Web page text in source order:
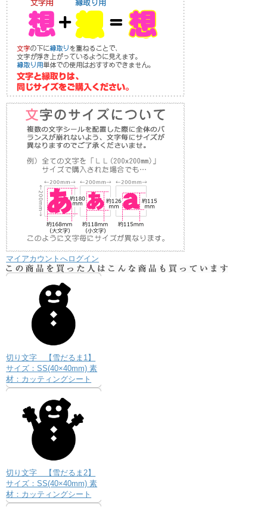
マイアカウントへログイン
切り文字 【雪だるま1】
サイズ：SS(40×40mm) 素
材：カッティングシート
切り文字 【雪だるま2】
サイズ：SS(40×40mm) 素
材：カッティングシート